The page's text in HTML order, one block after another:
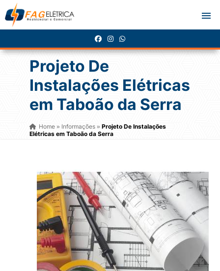
Projeto De
Instalações Elétricas
em Taboão da Serra
Home» Informações » Projeto De Instalações
Elétricas em Taboão da Serra